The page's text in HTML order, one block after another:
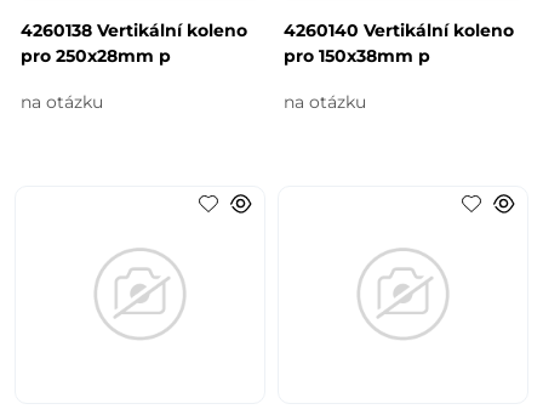
4260138 Vertikální koleno
pro 250x28mm p
na otázku
4260140 Vertikální koleno
pro 150x38mm p
na otázku